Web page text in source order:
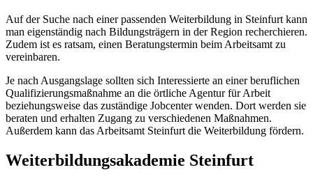
Auf der Suche nach einer passenden Weiterbildung in Steinfurt kann
man eigenständig nach Bildungsträgern in der Region recherchieren.
Zudem ist es ratsam, einen Beratungstermin beim Arbeitsamt zu
vereinbaren.
Je nach Ausgangslage sollten sich Interessierte an einer beruflichen
Qualifizierungsmaßnahme an die örtliche Agentur für Arbeit
beziehungsweise das zuständige Jobcenter wenden. Dort werden sie
beraten und erhalten Zugang zu verschiedenen Maßnahmen.
Außerdem kann das Arbeitsamt Steinfurt die Weiterbildung fördern.
Weiterbildungsakademie Steinfurt